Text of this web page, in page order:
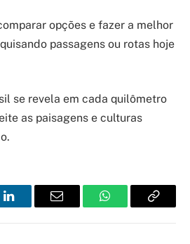
opções e fazer a melhor
passagens ou rotas hoje
se revela em cada quilômetro
as paisagens e culturas
LinkedInEmail WhatsAppCopy